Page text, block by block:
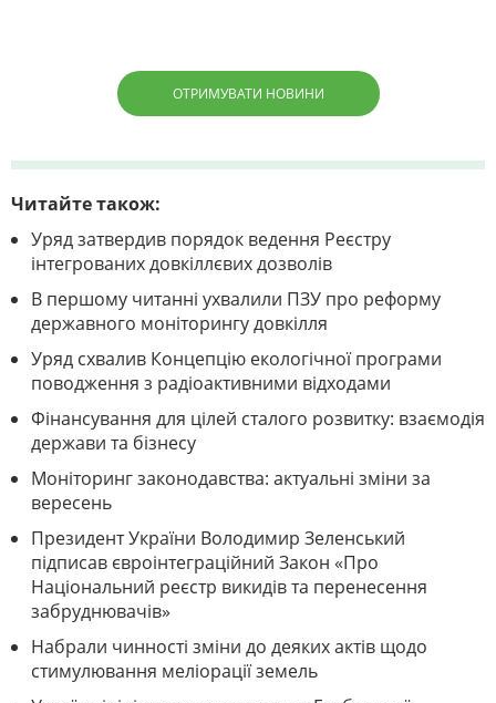
ОТРИМУВАТИ НОВИНИ
Читайте також:
Уряд затвердив порядок ведення Реєстру
інтегрованих довкіллєвих дозволів
В першому читанні ухвалили ПЗУ про реформу
державного моніторингу довкілля
Уряд схвалив Концепцію екологічної програми
поводження з радіоактивними відходами
Фінансування для цілей сталого розвитку: взаємодія
держави та бізнесу
Моніторинг законодавства: актуальні зміни за
вересень
Президент України Володимир Зеленський
підписав євроінтеграційний Закон «Про
Національний реєстр викидів та перенесення
забруднювачів»
Набрали чинності зміни до деяких актів щодо
стимулювання меліорації земель